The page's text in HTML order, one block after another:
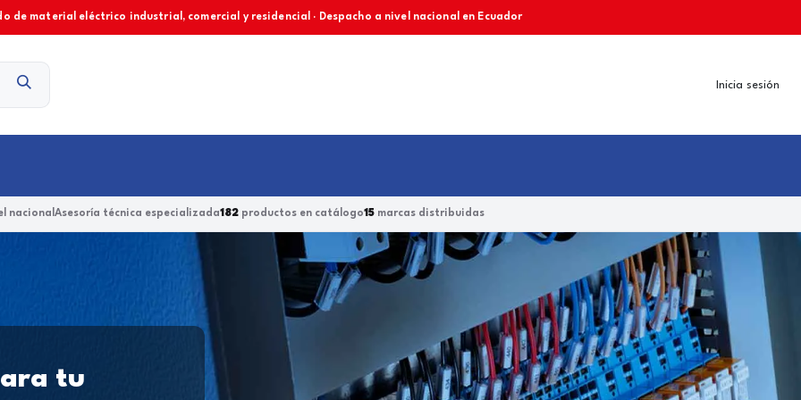
de material eléctrico industrial, comercial y residencial · Despacho a nivel nacional en Ecuador
Inicia sesión
nacional Asesoría técnica especializada182productos en catálogo15marcas distribuidas
tu